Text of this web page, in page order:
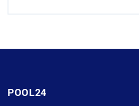
POOL24